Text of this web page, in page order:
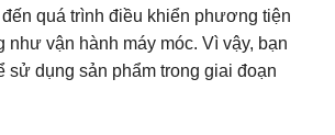
quá trình điều khiển phương tiện
như vận hành máy móc. Vì vậy, bạn
sử dụng sản phẩm trong giai đoạn